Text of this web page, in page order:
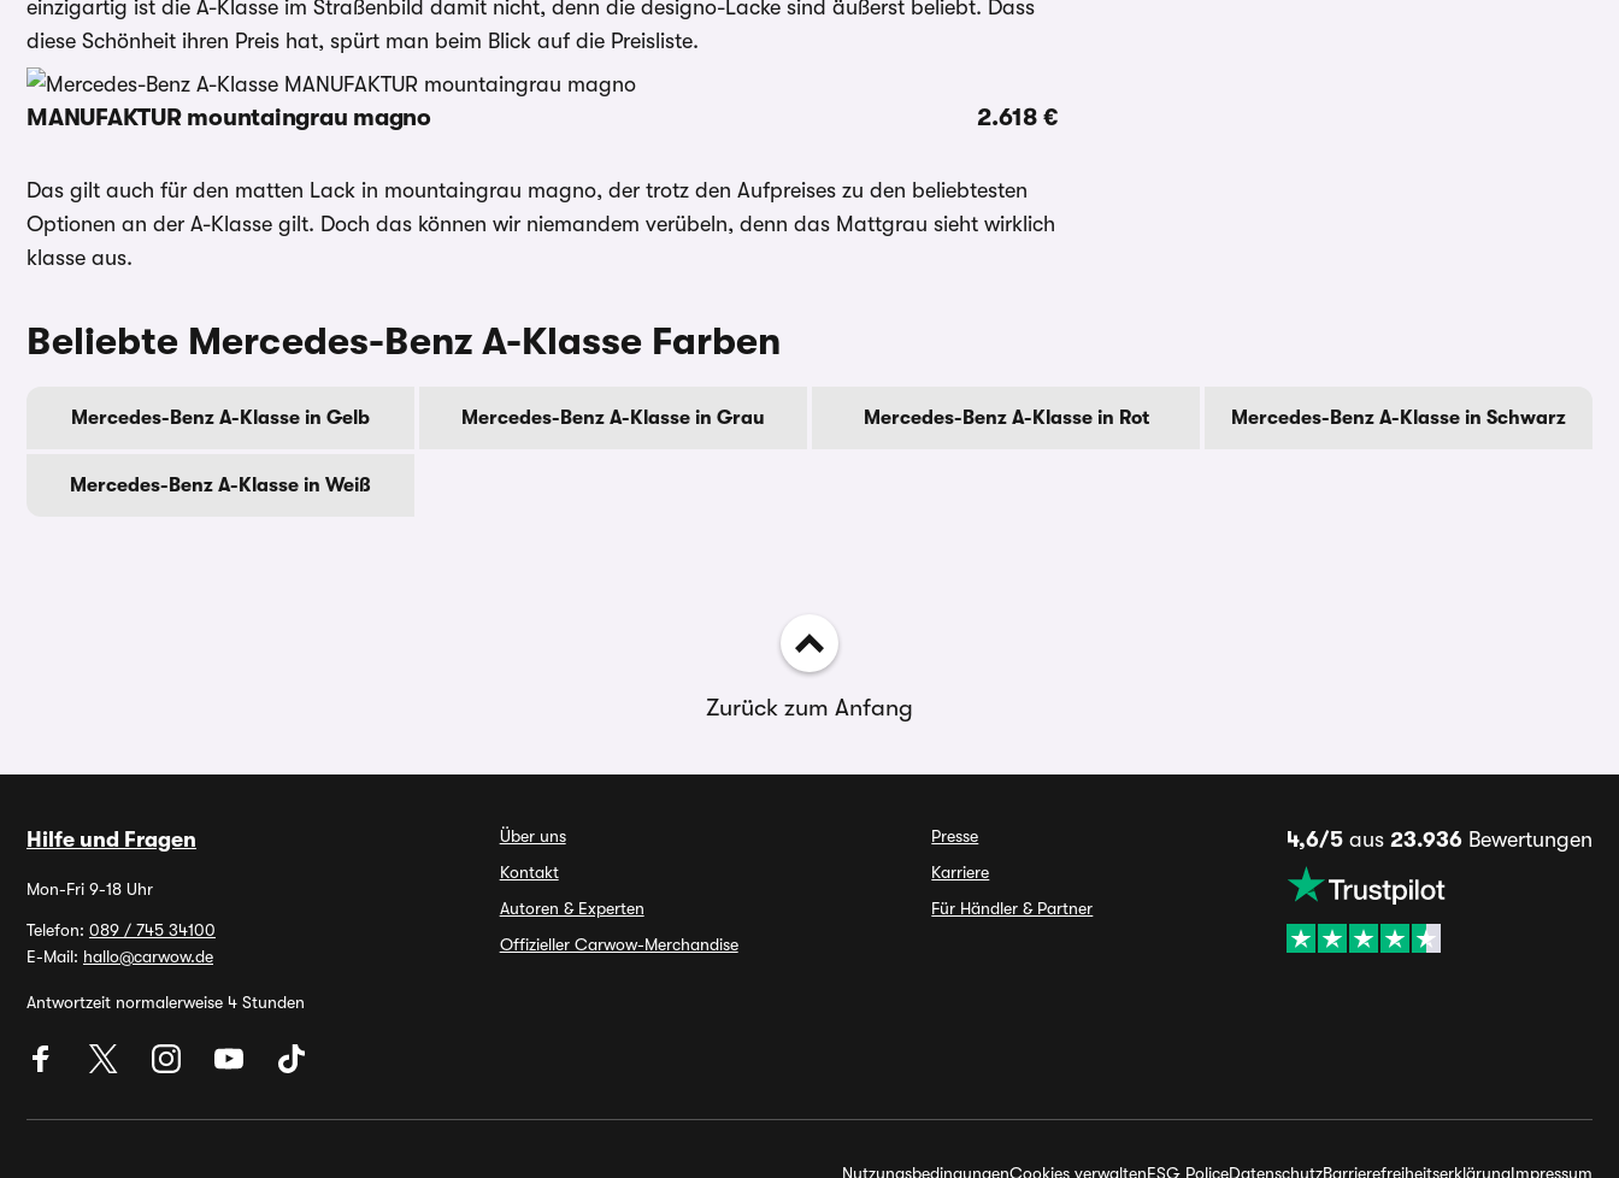
einzigartig ist die A-Klasse im Straßenbild damit nicht, denn die designo-Lacke sind äußerst beliebt. Dass
diese Schönheit ihren Preis hat, spürt man beim Blick auf die Preisliste.
MANUFAKTUR mountaingrau magno 2.618 €
Das gilt auch für den matten Lack in mountaingrau magno, der trotz den Aufpreises zu den beliebtesten
Optionen an der A-Klasse gilt. Doch das können wir niemandem verübeln, denn das Mattgrau sieht wirklich
klasse aus.
Beliebte Mercedes-Benz A-Klasse Farben
Mercedes-Benz A-Klasse in Gelb Mercedes-Benz A-Klasse in Grau Mercedes-Benz A-Klasse in Rot Mercedes-Benz A-Klasse in Schwarz
Mercedes-Benz A-Klasse in Weiß
Zurück zum Anfang
Hilfe und Fragen
Mon-Fri 9-18 Uhr
Telefon: 089 / 745 34100
E-Mail: hallo@carwow.de
Antwortzeit normalerweise 4 Stunden
Über uns
Kontakt
Autoren & Experten
Offizieller Carwow-Merchandise
Presse
Karriere
Für Händler & Partner
4,6/5aus 23.936Bewertungen
NutzungsbedingungenCookies verwaltenESG PoliceDatenschutzBarrierefreiheitserklärungImpressum